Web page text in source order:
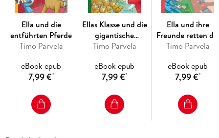
Ella und die
entführten Pferde
Timo Parvela
eBook epub
7,99 €*
Ellas Klasse und die
gigantische
Weihnachtsfeier
Timo Parvela
eBook epub
7,99 €*
Ella und ihre
Freunde retten die
Schule
Timo Parvela
eBook epub
7,99 €*